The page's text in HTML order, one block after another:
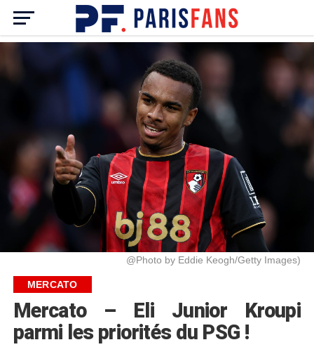
@Photo by Eddie Keogh/Getty Images)
MERCATO
Mercato – Eli Junior Kroupi
parmi les priorités du PSG !